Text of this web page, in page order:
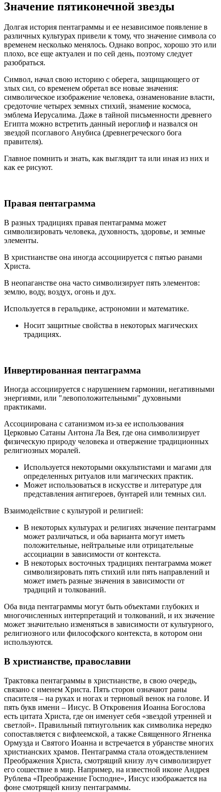
Значение пятиконечной звезды
Долгая история пентаграммы и ее независимое появление в
различных культурах привели к тому, что значение символа со
временем несколько менялось. Однако вопрос, хорошо это или
плохо, все еще актуален и по сей день, поэтому следует
разобраться.
Символ, начал свою историю с оберега, защищающего от
злых сил, со временем обретал все новые значения:
символическое изображение человека, ознаменование власти,
средоточие четырех земных стихий, знамение космоса,
эмблема Иерусалима. Даже в тайной письменности древнего
Египта можно встретить данный иероглиф и назвался он
звездой псоглавого Анубиса (древнегреческого бога
правителя).
Главное помнить и знать, как выглядит та или иная из них и
как ее рисуют.
Правая пентаграмма
В разных традициях правая пентаграмма может
символизировать человека, духовность, здоровье, и земные
элементы.
В христианстве она иногда ассоциируется с пятью ранами
Христа.
В неопаганстве она часто символизирует пять элементов:
землю, воду, воздух, огонь и дух.
Используется в геральдике, астрономии и математике.
Носит защитные свойства в некоторых магических
традициях.
Инвертированная пентаграмма
Иногда ассоциируется с нарушением гармонии, негативными
энергиями, или "левоположительными" духовными
практиками.
Ассоциирована с сатанизмом из-за ее использования
Церковью Сатаны Антона Ла Вея, где она символизирует
физическую природу человека и отвержение традиционных
религиозных моралей.
Используется некоторыми оккультистами и магами для
определенных ритуалов или магических практик.
Может использоваться в искусстве и литературе для
представления антигероев, бунтарей или темных сил.
Взаимодействие с культурой и религией:
В некоторых культурах и религиях значение пентаграмм
может различаться, и оба варианта могут иметь
положительные, нейтральные или отрицательные
ассоциации в зависимости от контекста.
В некоторых восточных традициях пентаграмма может
символизировать пять стихий или пять направлений и
может иметь разные значения в зависимости от
традиций и толкований.
Оба вида пентаграммы могут быть объектами глубоких и
многочисленных интерпретаций и толкований, и их значение
может значительно изменяться в зависимости от культурного,
религиозного или философского контекста, в котором они
используются.
В христианстве, православии
Трактовка пентаграммы в христианстве, в свою очередь,
связано с именем Христа. Пять сторон означают раны
спасителя – на руках и ногах и терновый венок на голове. И
пять букв имени – Иисус. В Откровения Иоанна Богослова
есть цитата Христа, где он именует себя «звездой утренней и
светлой». Правильный пятиугольник как символика нередко
сопоставляется с вифлеемской, а также Священного Ягненка
Ормузда и Святого Иоанна и встречается в убранстве многих
христианских храмов. Пентаграмма стала отождествлением
Преображения Христа, смотрящий книзу луч символизирует
его сошествие в мир. Например, на известной иконе Андрея
Рублева «Преображение Господне», Иисус изображается на
фоне смотрящей книзу пентаграммы.